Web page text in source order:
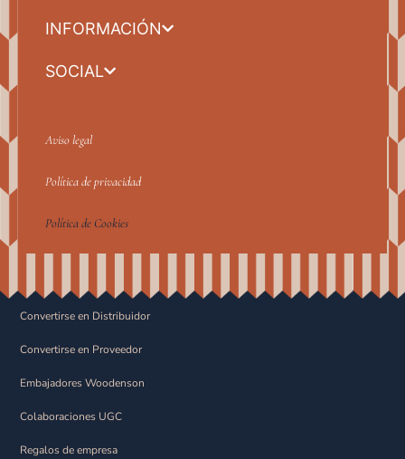
INFORMACIÓN
SOCIAL
Aviso legal
Política de privacidad
Política de Cookies
Convertirse en Distribuidor
Convertirse en Proveedor
Embajadores Woodenson
Colaboraciones UGC
Regalos de empresa